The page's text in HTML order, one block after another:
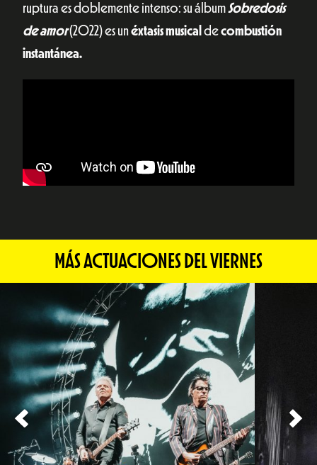
ruptura es doblemente intenso: su álbumSobredosis
de amor(2022) es unéxtasis musical decombustión
instantánea.
MÁS ACTUACIONES DEL VIERNES